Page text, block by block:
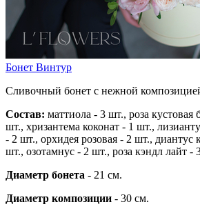
Бонет Винтур
Сливочный бонет с нежной
Состав: маттиола - 3 шт., роза кустовая
шт., хризантема коконат - 1 шт.,
- 2 шт., орхидея розовая - 2 шт., диантус
шт., озотамнус - 2 шт., роза кэндл лайт -
Диаметр бонета - 21 см.
Диаметр композиции - 30 см.